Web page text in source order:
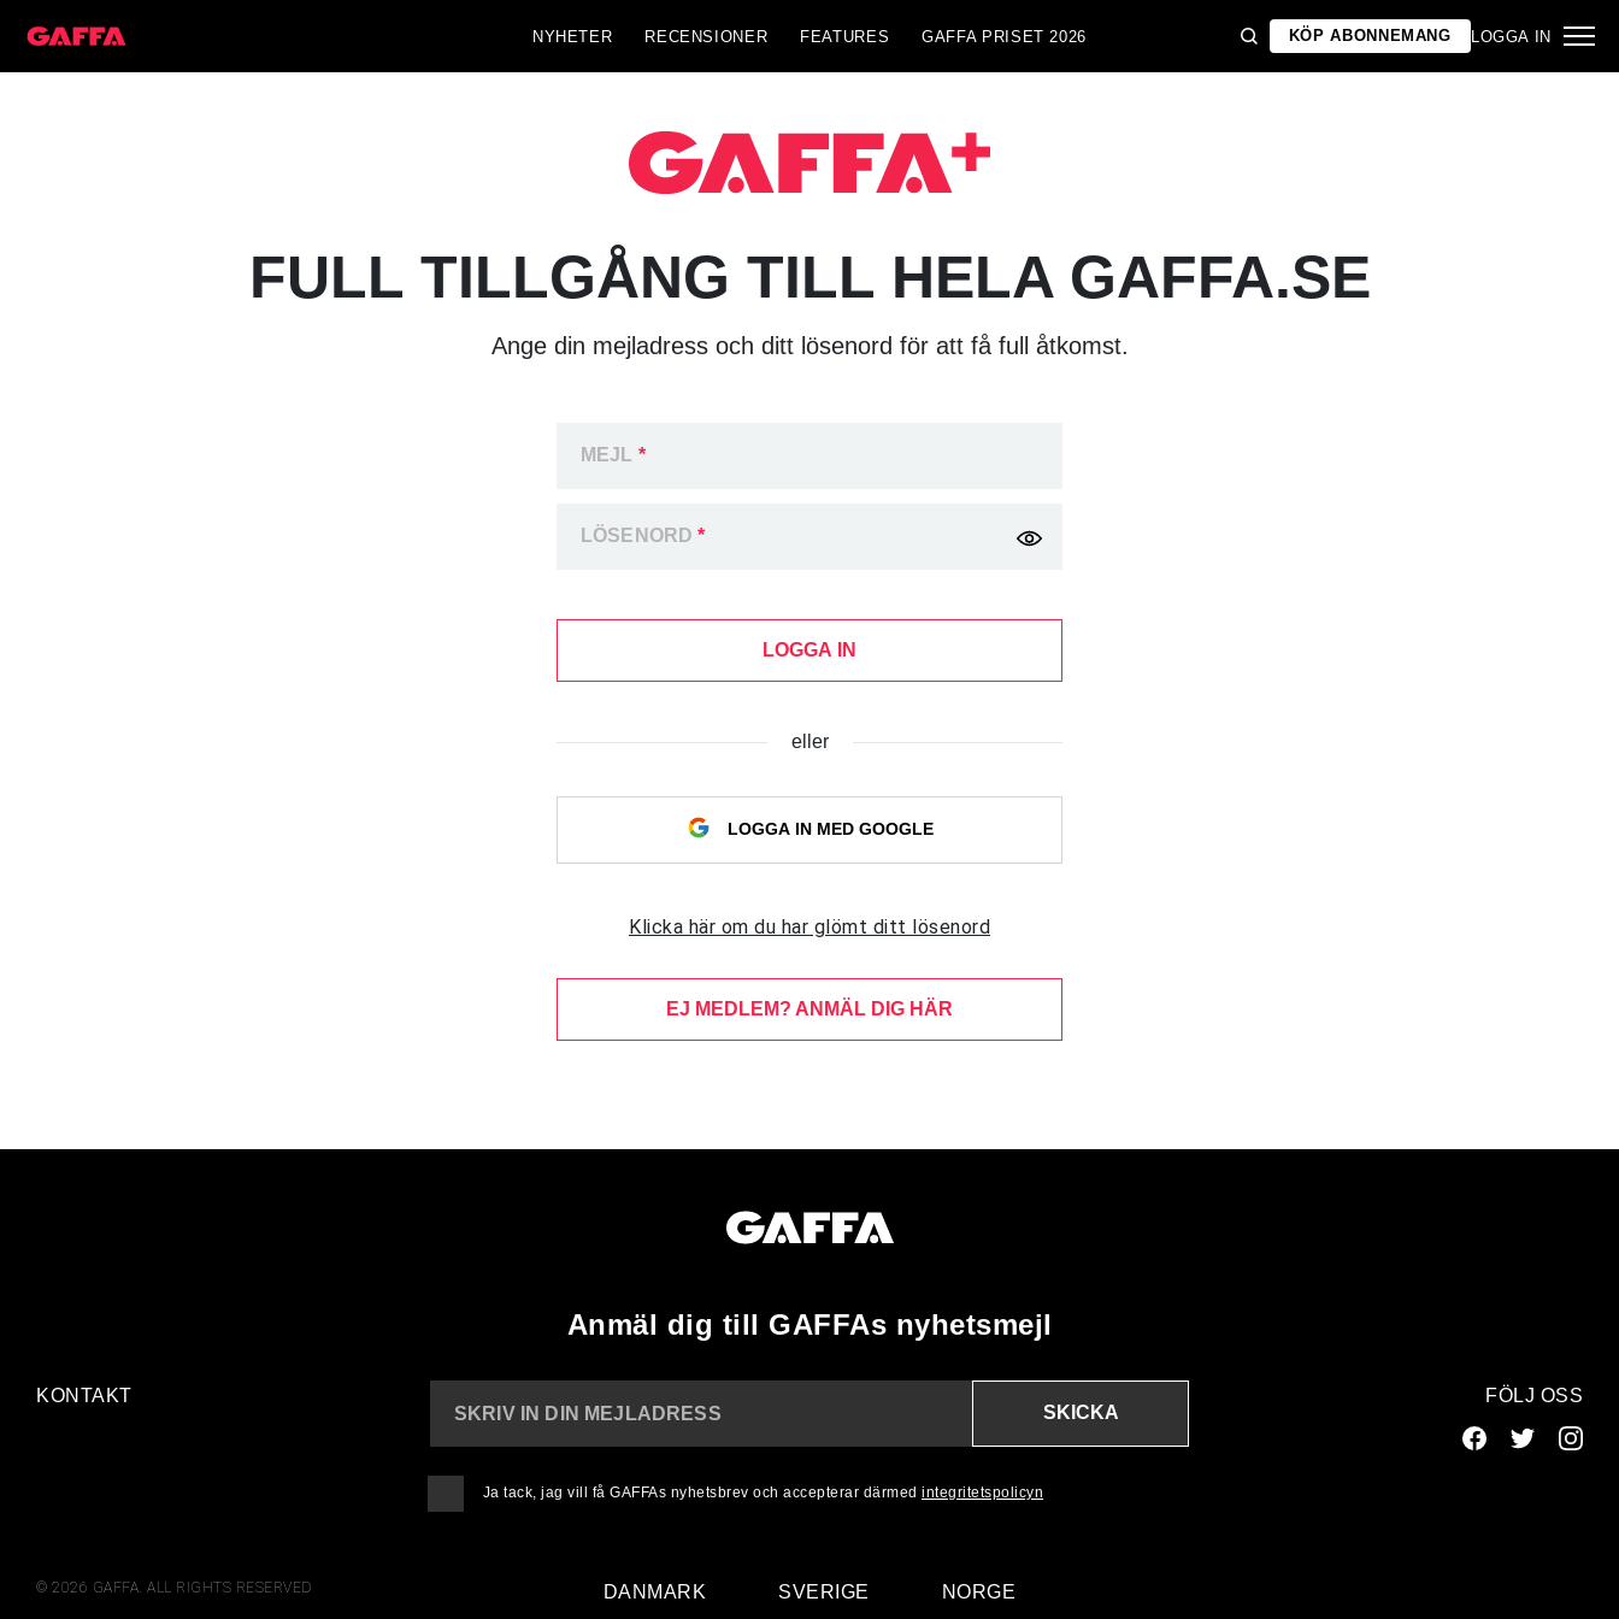
NYHETER RECENSIONER FEATURES GAFFA PRISET 2026 KÖP ABONNEMANG LOGGA IN
FULL TILLGÅNG TILL HELA GAFFA.SE
Ange din mejladress och ditt lösenord för att få full åtkomst.
MEJL *
LÖSENORD*
LOGGA IN
eller
LOGGA IN MED GOOGLE
Klicka här om du har glömt ditt lösenord
EJ MEDLEM? ANMÄL DIG HÄR
Anmäl dig till GAFFAs nyhetsmejl
KONTAKT
SKRIV IN DIN MEJLADRESS
SKICKA
Ja tack, jag vill få GAFFAs nyhetsbrev och accepterar därmed integritetspolicyn
FÖLJ OSS
© 2026 GAFFA. ALL RIGHTS RESERVED DANMARK SVERIGE NORGE